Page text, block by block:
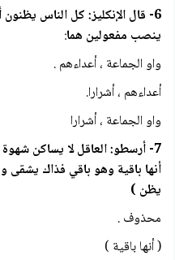
6- قال الإنكليز: كل الناس
ينصب مفعولين هما:
واو الجماعة ، أعداءهم .
أعداءهم ، أشرارا.
واو الجماعة ، أشرارا
7- أرسطو: العاقل لا يساكن
أنها باقية وهو باقي فذاك
يظن )
محذوف .
( أنها باقية )